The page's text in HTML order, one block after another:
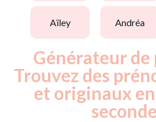
aïley andréa
Générateur de
Trouvez des
et originaux